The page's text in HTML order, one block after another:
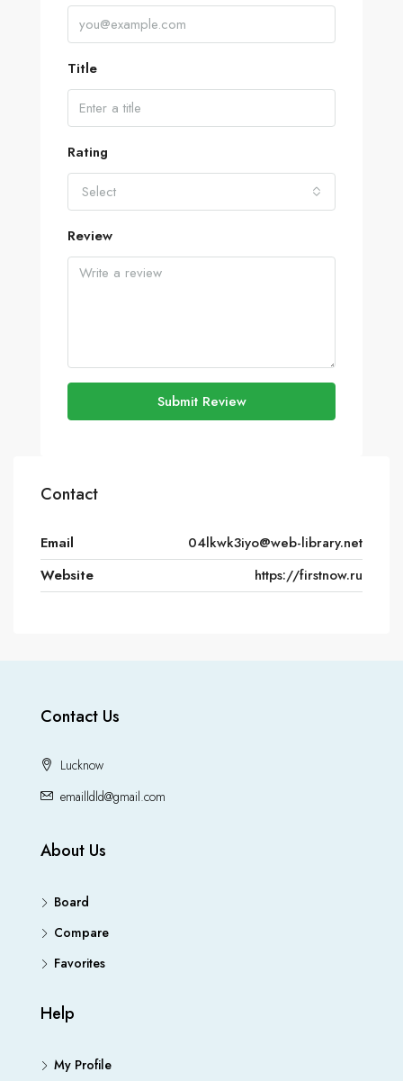
Title
Rating
Select
Review
Submit Review
Contact
Email
04lkwk3iyo@web-library.net
Website
https://firstnow.ru
Contact Us
Lucknow
emailldld@gmail.com
About Us
Board
Compare
Favorites
Help
My Profile